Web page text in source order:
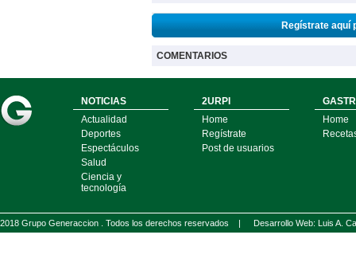
Regístrate aquí
COMENTARIOS
NOTICIAS
Actualidad
Deportes
Espectáculos
Salud
Ciencia y
tecnología
2URPI
Home
Regístrate
Post de usuarios
Home
2018 Grupo Generaccion . Todos los derechos reservados | Desarrollo Web: Luis